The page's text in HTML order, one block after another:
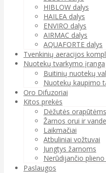
HIBLOW dalys
HAILEA dalys
ENVIRO dalys
AIRMAC dalys
AQUAFORTE dalys
Tvenkinių aeracijos
Nuotekų tvarkymo įranga
Buitinių nuotekų
Nuotekų kaupimo
Oro Difuzoriai
Kitos prekės
Dėžutės orapūtėms
Žarnos orui ir
Laikmačiai
Atbuliniai vožtuvai
Jungtys žarnoms
Nerūdijančio
Paslaugos